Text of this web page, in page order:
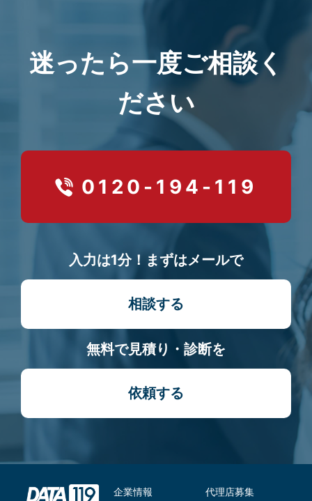
迷ったら一度ご相談く
ださい
0120-194-119
入力は1分！まずはメールで
相談する
無料で見積り・診断を
依頼する
企業情報 代理店募集